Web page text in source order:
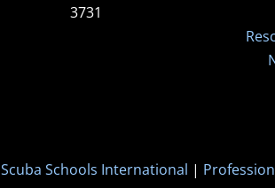
3731
Scuba Schools International |